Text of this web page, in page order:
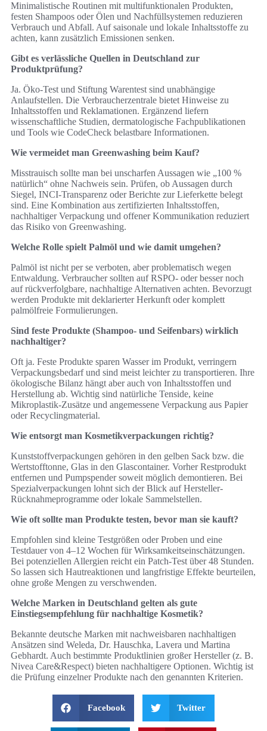
Minimalistische Routinen mit multifunktionalen Produkten,
festen Shampoos oder Ölen und Nachfüllsystemen reduzieren
Verbrauch und Abfall. Auf saisonale und lokale Inhaltsstoffe zu
achten, kann zusätzlich Emissionen senken.
Gibt es verlässliche Quellen in Deutschland zur
Produktprüfung?
Ja. Öko-Test und Stiftung Warentest sind unabhängige
Anlaufstellen. Die Verbraucherzentrale bietet Hinweise zu
Inhaltsstoffen und Reklamationen. Ergänzend liefern
wissenschaftliche Studien, dermatologische Fachpublikationen
und Tools wie CodeCheck belastbare Informationen.
Wie vermeidet man Greenwashing beim Kauf?
Misstrauisch sollte man bei unscharfen Aussagen wie „100 %
natürlich“ ohne Nachweis sein. Prüfen, ob Aussagen durch
Siegel, INCI-Transparenz oder Berichte zur Lieferkette belegt
sind. Eine Kombination aus zertifizierten Inhaltsstoffen,
nachhaltiger Verpackung und offener Kommunikation reduziert
das Risiko von Greenwashing.
Welche Rolle spielt Palmöl und wie damit umgehen?
Palmöl ist nicht per se verboten, aber problematisch wegen
Entwaldung. Verbraucher sollten auf RSPO- oder besser noch
auf rückverfolgbare, nachhaltige Alternativen achten. Bevorzugt
werden Produkte mit deklarierter Herkunft oder komplett
palmölfreie Formulierungen.
Sind feste Produkte (Shampoo- und Seifenbars) wirklich
nachhaltiger?
Oft ja. Feste Produkte sparen Wasser im Produkt, verringern
Verpackungsbedarf und sind meist leichter zu transportieren. Ihre
ökologische Bilanz hängt aber auch von Inhaltsstoffen und
Herstellung ab. Wichtig sind natürliche Tenside, keine
Mikroplastik-Zusätze und angemessene Verpackung aus Papier
oder Recyclingmaterial.
Wie entsorgt man Kosmetikverpackungen richtig?
Kunststoffverpackungen gehören in den gelben Sack bzw. die
Wertstofftonne, Glas in den Glascontainer. Vorher Restprodukt
entfernen und Pumpspender soweit möglich demontieren. Bei
Spezialverpackungen lohnt sich der Blick auf Hersteller-
Rücknahmeprogramme oder lokale Sammelstellen.
Wie oft sollte man Produkte testen, bevor man sie kauft?
Empfohlen sind kleine Testgrößen oder Proben und eine
Testdauer von 4–12 Wochen für Wirksamkeitseinschätzungen.
Bei potenziellen Allergien reicht ein Patch-Test über 48 Stunden.
So lassen sich Hautreaktionen und langfristige Effekte beurteilen,
ohne große Mengen zu verschwenden.
Welche Marken in Deutschland gelten als gute
Einstiegsempfehlung für nachhaltige Kosmetik?
Bekannte deutsche Marken mit nachweisbaren nachhaltigen
Ansätzen sind Weleda, Dr. Hauschka, Lavera und Martina
Gebhardt. Auch bestimmte Produktlinien großer Hersteller (z. B.
Nivea Care&Respect) bieten nachhaltigere Optionen. Wichtig ist
die Prüfung einzelner Produkte nach den genannten Kriterien.
Facebook Twitter